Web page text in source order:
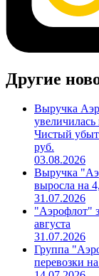
Другие
Выручка
Чистый
руб.
03.08.2026
Выручка
выросла на
31.07.2026
"Аэрофлот"
августа
31.07.2026
Группа
перевозки